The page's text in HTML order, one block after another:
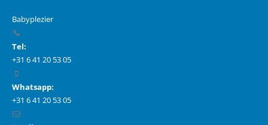
Babyplezier
Tel:
+31 6 41 20 53 05
Whatsapp:
+31 6 41 20 53 05